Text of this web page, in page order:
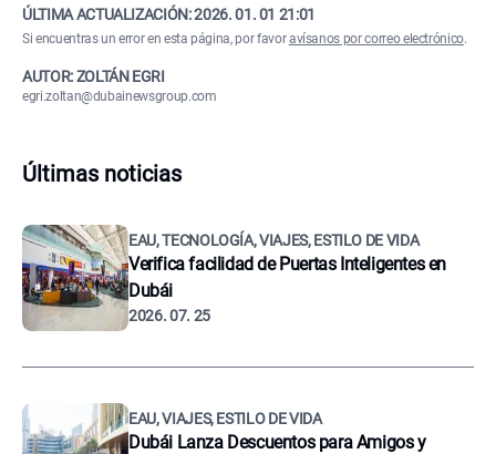
ÚLTIMA ACTUALIZACIÓN:2026. 01. 01 21:01
Si encuentras un error en esta página, por favoravísanos por correo electrónico.
AUTOR: ZOLTÁN EGRI
egri.zoltan@dubainewsgroup.com
Últimas noticias
EAU, TECNOLOGÍA, VIAJES, ESTILO DE VIDA
Verifica facilidad de Puertas Inteligentes en
Dubái
2026. 07. 25
EAU, VIAJES, ESTILO DE VIDA
Dubái Lanza Descuentos para Amigos y